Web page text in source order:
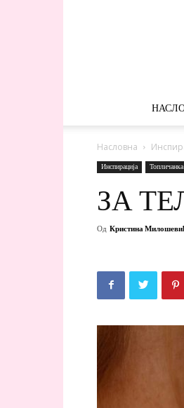
Насловна
Инспирација
ЗА
Од Кристина